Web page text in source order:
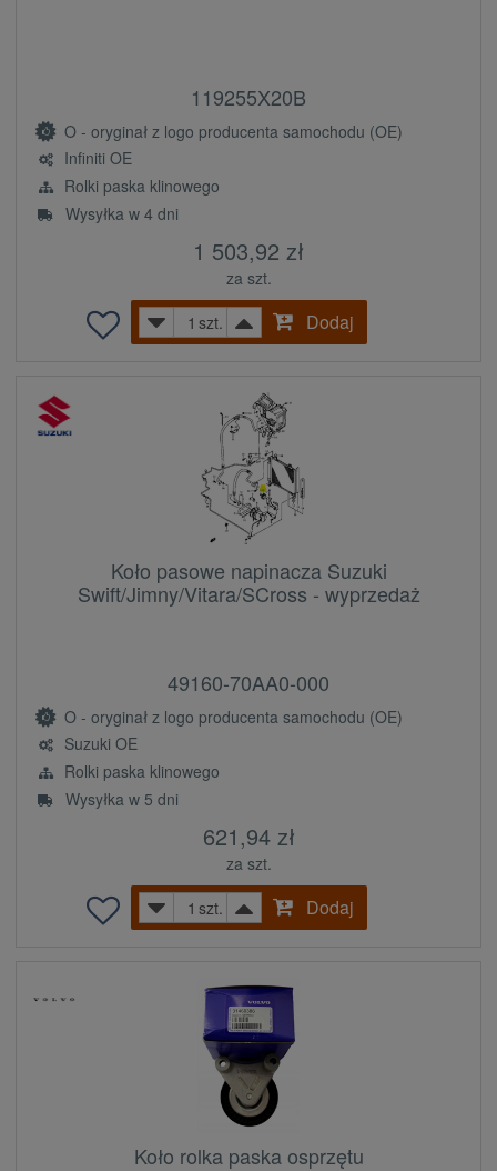
119255X20B
O - oryginał z logo producenta samochodu (OE)
Infiniti OE
Rolki paska klinowego
Wysyłka w 4 dni
1 503,92 zł
za szt.
szt.
Dodaj
Koło pasowe napinacza Suzuki
Swift/Jimny/Vitara/SCross - wyprzedaż
49160-70AA0-000
O - oryginał z logo producenta samochodu (OE)
Suzuki OE
Rolki paska klinowego
Wysyłka w 5 dni
621,94 zł
za szt.
szt.
Dodaj
Koło rolka paska osprzętu